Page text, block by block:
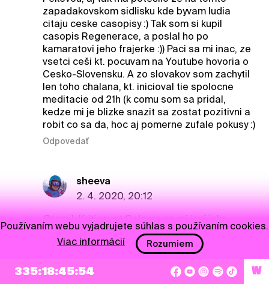
zapadakovskom sidlisku kde byvam ludia
citaju ceske casopisy :) Tak som si kupil
casopis Regenerace, a poslal ho po
kamaratovi jeho frajerke :)) Paci sa mi inac, ze
vsetci ceši kt. pocuvam na Youtube hovoria o
Cesko-Slovensku. A zo slovakov som zachytil
len toho chalana, kt. inicioval tie spolocne
meditacie od 21h (k comu som sa pridal,
kedze mi je blizke snazit sa zostat pozitivni a
robit co sa da, hoc aj pomerne zufale pokusy :)
Odpovedať
sheeva
2. 4. 2020, 20:12
@tomik Kritizovat Colours se mi jeví jako
zbytečné. Kombinace velkých jmen (a opravdu
velkých - Cure, Killers, na které jiné festivaly
nedosáhnou) a kvalitních menších či objevů je
v našem regionu unikátní. V kombinaci s
335:18:45:54 W
Používaním webu vyjadrujete súhlas s používaním cookies.
Viac informácií
Rozumiem